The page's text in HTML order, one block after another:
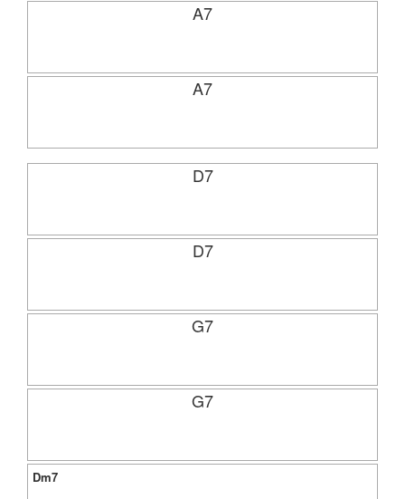
A7
A7
D7
D7
G7
G7
Dm7